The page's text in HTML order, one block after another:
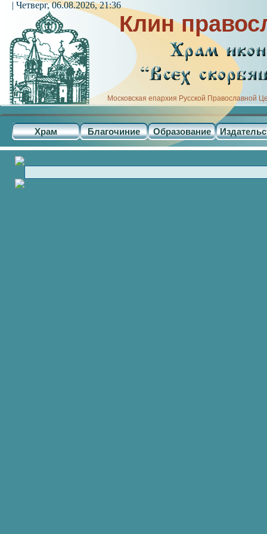
Клин
Московская епархия Русской Православной
Храм Благочиние Образование
| Четверг, 06.08.2026, 21:36